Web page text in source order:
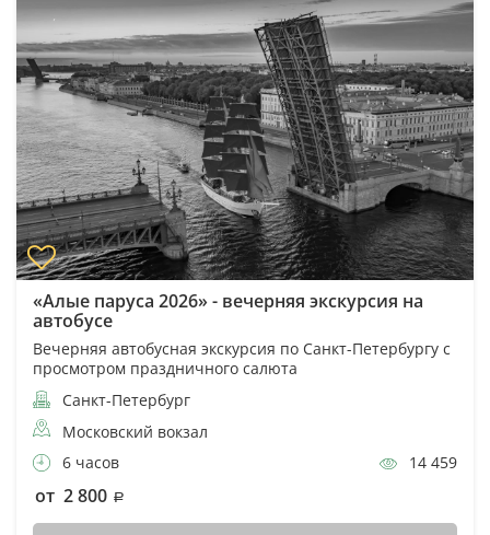
«Алые паруса 2026» - вечерняя экскурсия на
автобусе
Вечерняя автобусная экскурсия по Санкт-Петербургу с
просмотром праздничного салюта
Санкт-Петербург
Московский вокзал
6 часов
14 459
от 2 800